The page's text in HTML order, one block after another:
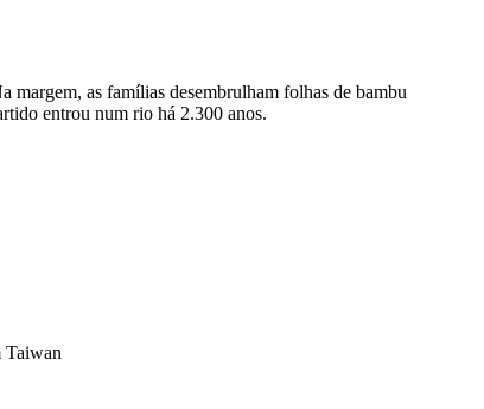
as famílias desembrulham folhas de bambu
entrou num rio há 2.300 anos.
Taiwan